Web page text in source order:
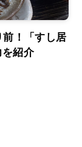
前！「すし居
紹介